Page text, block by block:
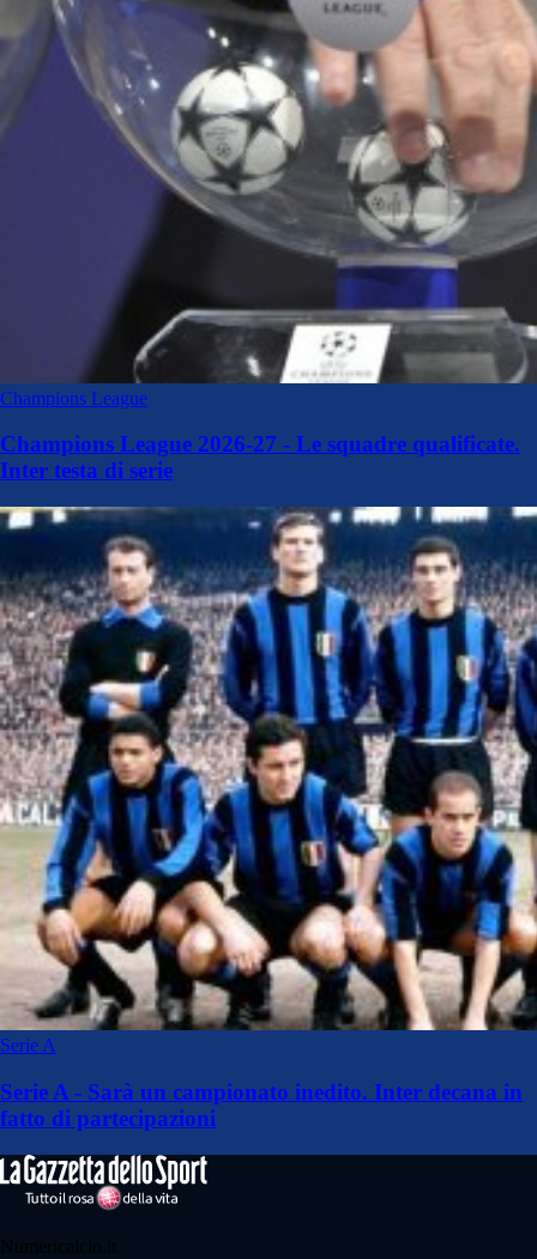
Champions League
Champions League 2026-27 - Le squadre qualificate.
Inter testa di serie
Serie A
Serie A - Sarà un campionato inedito. Inter decana in
fatto di partecipazioni
Numericalcio.it